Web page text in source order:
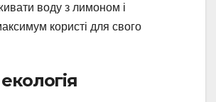
воду з лимоном і
користі для свого